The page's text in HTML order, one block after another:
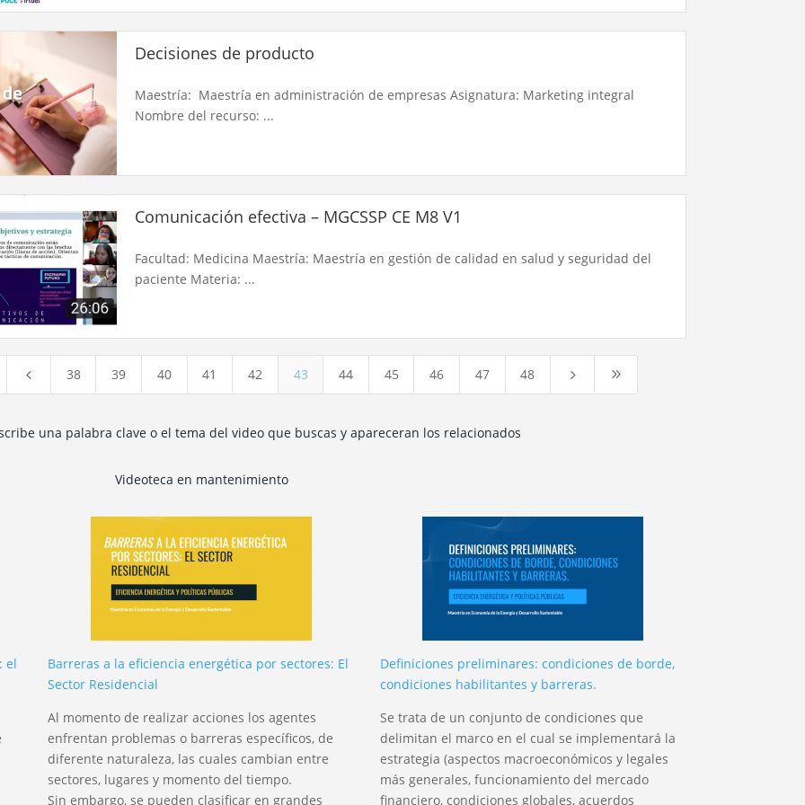
Decisiones de producto
Maestría: Maestría en administración de empresas Asignatura: Marketing integral
Nombre del recurso: ...
Comunicación efectiva – MGCSSP CE M8 V1
Facultad: Medicina Maestría: Maestría en gestión de calidad en salud y seguridad del
paciente Materia: ...
4 38 39 40 41 42 43 44 45 46 47 48 5 9
una palabra clave o el tema del video que buscas y apareceran los relacionados
Videoteca en mantenimiento
el
Barreras a la eficiencia energética por sectores: El
Sector Residencial
Al momento de realizar acciones los agentes
enfrentan problemas o barreras específicos, de
diferente naturaleza, las cuales cambian entre
sectores, lugares y momento del tiempo.
Sin embargo, se pueden clasificar en grandes
Definiciones preliminares: condiciones de borde,
condiciones habilitantes y barreras.
Se trata de un conjunto de condiciones que
delimitan el marco en el cual se implementará la
estrategia (aspectos macroeconómicos y legales
más generales, funcionamiento del mercado
financiero, condiciones globales, acuerdos